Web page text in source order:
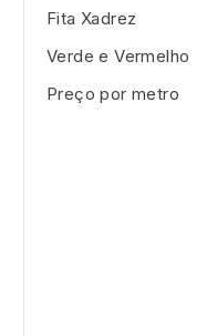
Fita Xadrez
Verde e Vermelho
Preço por metro